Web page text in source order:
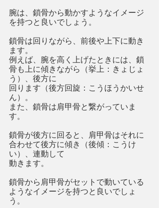
腕は、鎖骨から動かすようなイメージ
を持つと良いでしょう。
鎖骨は回りながら、前後や上下に動き
ます。
例えば、腕を高く上げたときには、鎖
骨も上に傾きながら（挙上：きょじょ
う）、後方に
回ります（後方回旋：こうほうかいせ
ん）。
また、鎖骨は肩甲骨と繋がっていま
す。
鎖骨が後方に回ると、肩甲骨はそれに
合わせて後方に傾き（後傾：こうけ
い）、連動して
動きます。
鎖骨から肩甲骨がセットで動いている
ようなイメージを持つと良いでしょ
う。